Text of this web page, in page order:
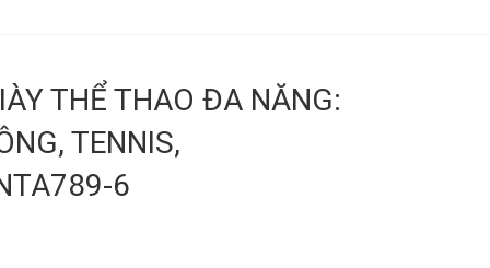
THỂ THAO ĐA NĂNG:
TENNIS,
6